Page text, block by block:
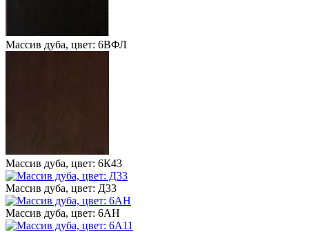
Массив дуба, цвет: 6ВФЛ
Массив дуба, цвет: 6К43
Массив дуба, цвет: Д33
Массив дуба, цвет: 6АН